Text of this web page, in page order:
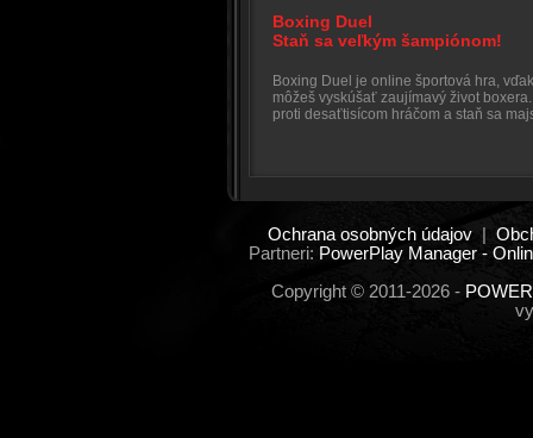
Boxing Duel
Staň sa veľkým šampiónom!
Boxing Duel je online športová hra,
môžeš vyskúšať zaujímavý život
proti desaťtisícom hráčom a staň sa
Ochrana osobných údajov|
Partneri: PowerPlay Manager -
Copyright © 2011-2026 -